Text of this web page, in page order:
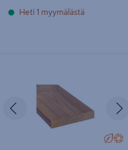
Heti 1 myymälästä